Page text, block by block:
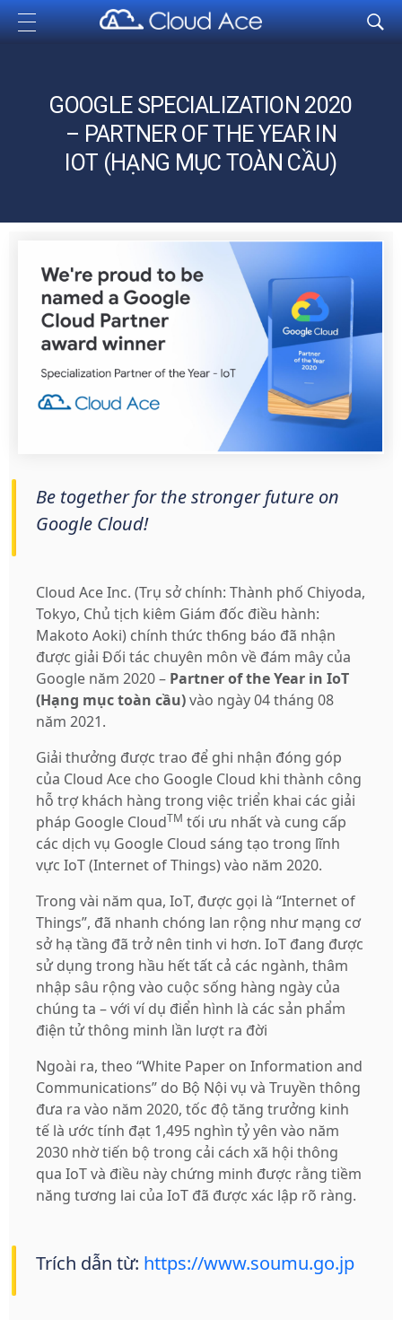
Cloud Ace
Nhà cung cấp giải pháp trên GCP cho doanh nghiệp
GOOGLE SPECIALIZATION 2020
– PARTNER OF THE YEAR IN
IOT (HẠNG MỤC TOÀN CẦU)
Be together for the stronger future on
Google Cloud!
Cloud Ace Inc. (Trụ sở chính: Thành phố Chiyoda,
Tokyo, Chủ tịch kiêm Giám đốc điều hành:
Makoto Aoki) chính thức th6ng báo đã nhận
được giải Đối tác chuyên môn về đám mây của
Google năm 2020 – Partner of the Year in IoT
(Hạng mục toàn cầu)vào ngày 04 tháng 08
năm 2021.
Giải thưởng được trao để ghi nhận đóng góp
của Cloud Ace cho Google Cloud khi thành công
hỗ trợ khách hàng trong việc triển khai các giải
pháp Google CloudTM tối ưu nhất và cung cấp
các dịch vụ Google Cloud sáng tạo trong lĩnh
vực IoT (Internet of Things) vào năm 2020.
Trong vài năm qua, IoT, được gọi là “Internet of
Things”, đã nhanh chóng lan rộng như mạng cơ
sở hạ tầng đã trở nên tinh vi hơn. IoT đang được
sử dụng trong hầu hết tất cả các ngành, thâm
nhập sâu rộng vào cuộc sống hàng ngày của
chúng ta – với ví dụ điển hình là các sản phẩm
điện tử thông minh lần lượt ra đời
Ngoài ra, theo “White Paper on Information and
Communications” do Bộ Nội vụ và Truyền thông
đưa ra vào năm 2020, tốc độ tăng trưởng kinh
tế là ước tính đạt 1,495 nghìn tỷ yên vào năm
2030 nhờ tiến bộ trong cải cách xã hội thông
qua IoT và điều này chứng minh được rằng tiềm
năng tương lai của IoT đã được xác lập rõ ràng.
Trích dẫn từ: https://www.soumu.go.jp